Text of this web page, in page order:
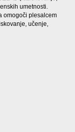
umetnosti.
omogoči plesalcem
učenje,